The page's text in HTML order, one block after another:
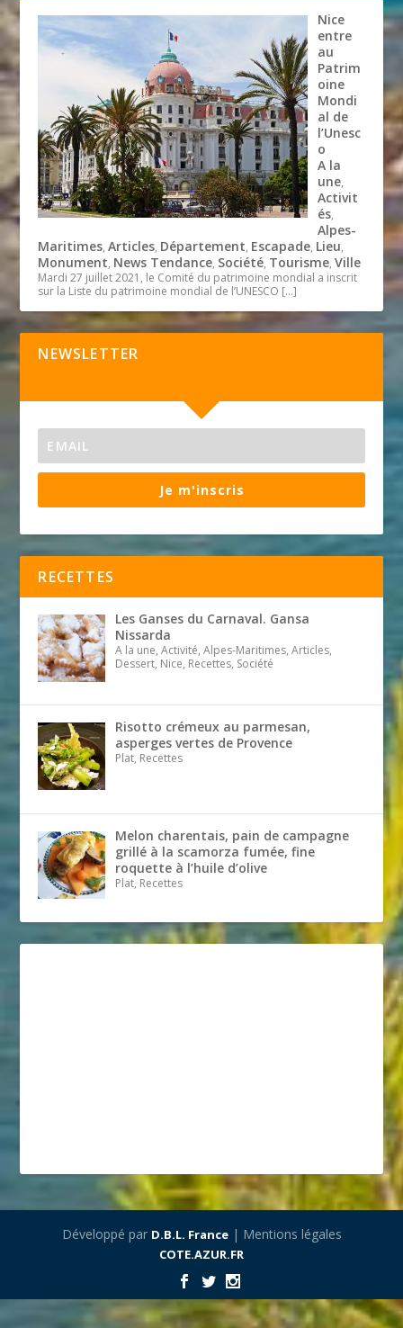
Nice
entre
au
Patrim
oine
Mondi
al de
l’Unesc
o
A la
une,
Activit
és,
Alpes-
Maritimes,Articles, Département, Escapade, Lieu,
Monument, News Tendance, Société, Tourisme,Ville
Mardi 27 juillet 2021, le Comité du patrimoine mondial a inscrit
sur la Liste du patrimoine mondial de l’UNESCO […]
NEWSLETTER
Je m'inscris
RECETTES
Les Ganses du Carnaval. Gansa
Nissarda
A la une, Activité, Alpes-Maritimes, Articles,
Dessert, Nice, Recettes, Société
Risotto crémeux au parmesan,
asperges vertes de Provence
Plat, Recettes
Melon charentais, pain de campagne
grillé à la scamorza fumée, fine
roquette à l’huile d’olive
Plat, Recettes
Développé par D.B.L. France| Mentions légales
COTE.AZUR.FR